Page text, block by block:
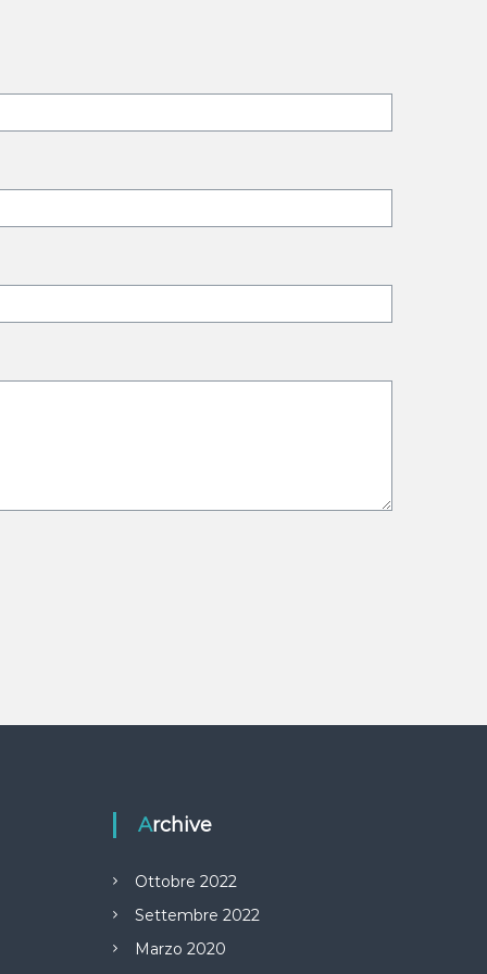
Archive
Ottobre 2022
Settembre 2022
Marzo 2020